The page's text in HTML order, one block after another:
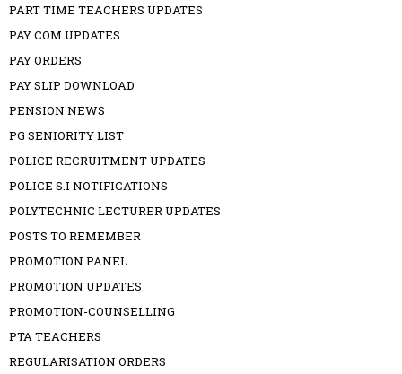
PART TIME TEACHERS UPDATES
PAY COM UPDATES
PAY ORDERS
PAY SLIP DOWNLOAD
PENSION NEWS
PG SENIORITY LIST
POLICE RECRUITMENT UPDATES
POLICE S.I NOTIFICATIONS
POLYTECHNIC LECTURER UPDATES
POSTS TO REMEMBER
PROMOTION PANEL
PROMOTION UPDATES
PROMOTION-COUNSELLING
PTA TEACHERS
REGULARISATION ORDERS